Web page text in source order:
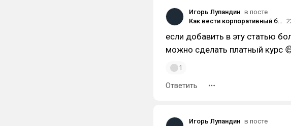
Игорь Лупандин в посте
Как вести корпоративный блог. Опыт главреда Awake, SMMplanner и десятка других компаний
если добавить в эту статью
можно сделать платный курс
1
Ответить
Игорь Лупандин в посте